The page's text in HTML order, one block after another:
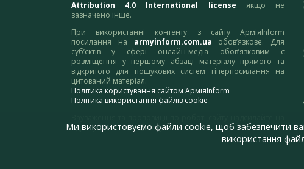
Attribution 4.0 International license якщо не
зазначено інше.
При використанні контенту з сайту АрміяInform
посилання на armyinform.com.ua обов’язкове. Для
суб’єктів у сфері онлайн-медіа обов’язковим є
розміщення у першому абзаці матеріалу прямого та
відкритого для пошукових систем гіперпосилання на
цитований матеріал.
Політика користування сайтом АрміяInform
Політика використання файлів cookie
адресу:webmaster@armyinform.com.ua
Ми використовуємо файли cookie, щоб забезпечити
використання